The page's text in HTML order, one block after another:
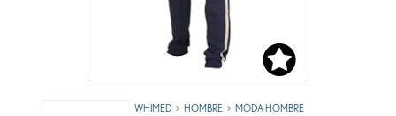
WHIMED HOMBRE MODA HOMBRE